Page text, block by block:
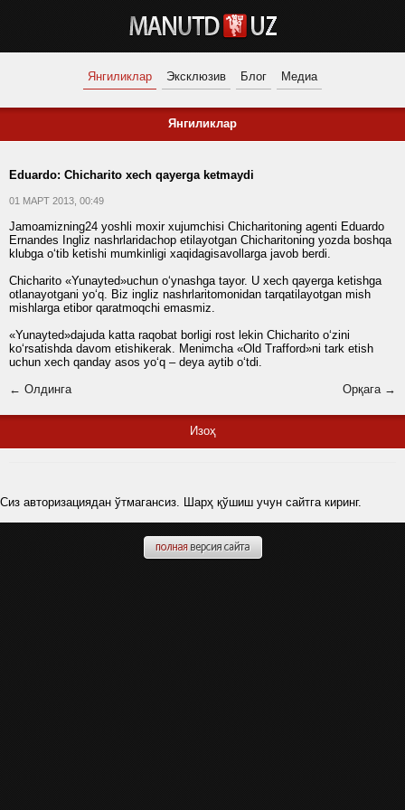
Янгиликлар Эксклюзив Блог Медиа
Янгиликлар
Eduardo: Chicharito xech qayerga ketmaydi
01 МАРТ 2013, 00:49
Jamoamizning24 yoshli moxir xujumchisi Chicharitoning agenti Eduardo
Ernandes Ingliz nashrlaridachop etilayotgan Chicharitoning yozda boshqa
klubga o‘tib ketishi mumkinligi xaqidagisavollarga javob berdi.
Chicharito «Yunayted»uchun o‘ynashga tayor. U xech qayerga ketishga
otlanayotgani yo‘q. Biz ingliz nashrlaritomonidan tarqatilayotgan mish
mishlarga etibor qaratmoqchi emasmiz.
«Yunayted»dajuda katta raqobat borligi rost lekin Chicharito o‘zini
ko‘rsatishda davom etishikerak. Menimcha «Old Trafford»ni tark etish
uchun xech qanday asos yo‘q – deya aytib o‘tdi.
← Олдинга
Орқага →
Изоҳ
Сиз авторизациядан ўтмагансиз. Шарҳ қўшиш учун сайтга киринг.